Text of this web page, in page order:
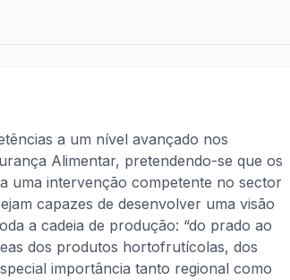
a um nível avançado nos
Alimentar, pretendendo-se que os
uma intervenção competente no sector
capazes de desenvolver uma visão
a cadeia de produção: “do prado ao
dos produtos hortofrutícolas, dos
importância tanto regional como